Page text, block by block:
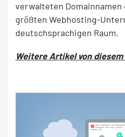
verwalteten Domainnamen
größten Webhosting-
deutschsprachigen Raum.
Weitere Artikel von